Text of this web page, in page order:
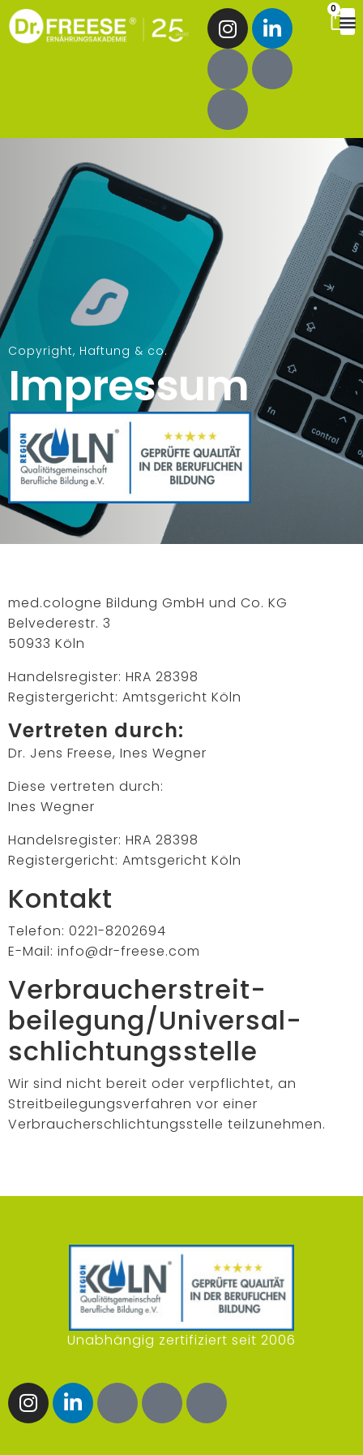
0
Copyright, Haftung & co.
Impressum
med.cologne Bildung GmbH und Co. KG
Belvederestr. 3
50933 Köln
Handelsregister: HRA 28398
Registergericht: Amtsgericht Köln
Vertreten durch:
Dr. Jens Freese, Ines Wegner
Diese vertreten durch:
Ines Wegner
Handelsregister: HRA 28398
Registergericht: Amtsgericht Köln
Kontakt
Telefon: 0221-8202694
E-Mail: info@dr-freese.com
Verbraucher­streit­
beilegung/Universal­
schlichtungs­stelle
Wir sind nicht bereit oder verpflichtet, an
Streitbeilegungsverfahren vor einer
Verbraucherschlichtungsstelle teilzunehmen.
Unabhängig zertifiziert seit 2006